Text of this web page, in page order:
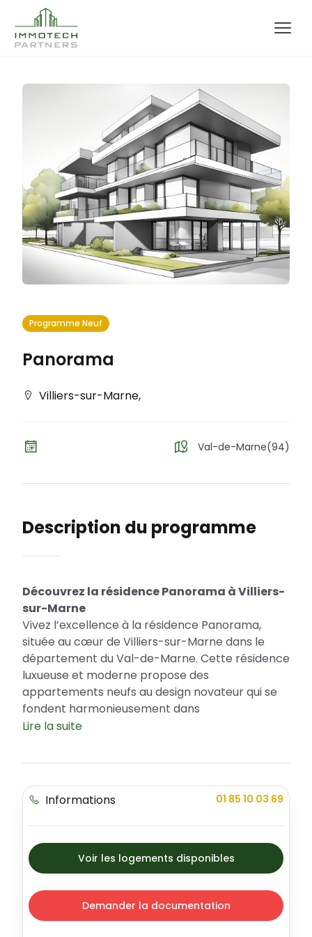
Programme Neuf
Panorama
Villiers-sur-Marne,
Val-de-Marne(94)
Description du programme
Découvrez la résidence Panorama à Villiers-
sur-Marne
Vivez l’excellence à la résidence Panorama,
située au cœur de Villiers-sur-Marne dans le
département du Val-de-Marne. Cette résidence
luxueuse et moderne propose des
appartements neufs au design novateur qui se
fondent harmonieusement dans
l’environnement urbain. Pour ceux qui
Zéro (PTZ) est disponible pour aider à
élégance et confort, offrant des appartements
traversants bénéficiant d’une double
orientation, un atout indéniable pour un
maximum de luminosité.
Une résidence idéalement située à Villiers-
sur-Marne
Villiers-sur-Marne est une ville dynamique et
attractive. Implantée dans le quartier des
Lire la suite
Informations 01 85 10 03 69
Voir les logements disponibles
Demander la documentation